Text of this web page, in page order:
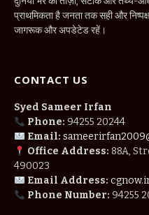
प्राथमिकता है जनता तक सही और
जागरूक और अपडेटेड रहें।
CONTACT US
Syed Sameer Irfan
Phone: 94255 20244
Email:
Office Address: 88A,
490023
Email Address:
Phone Number: 94255